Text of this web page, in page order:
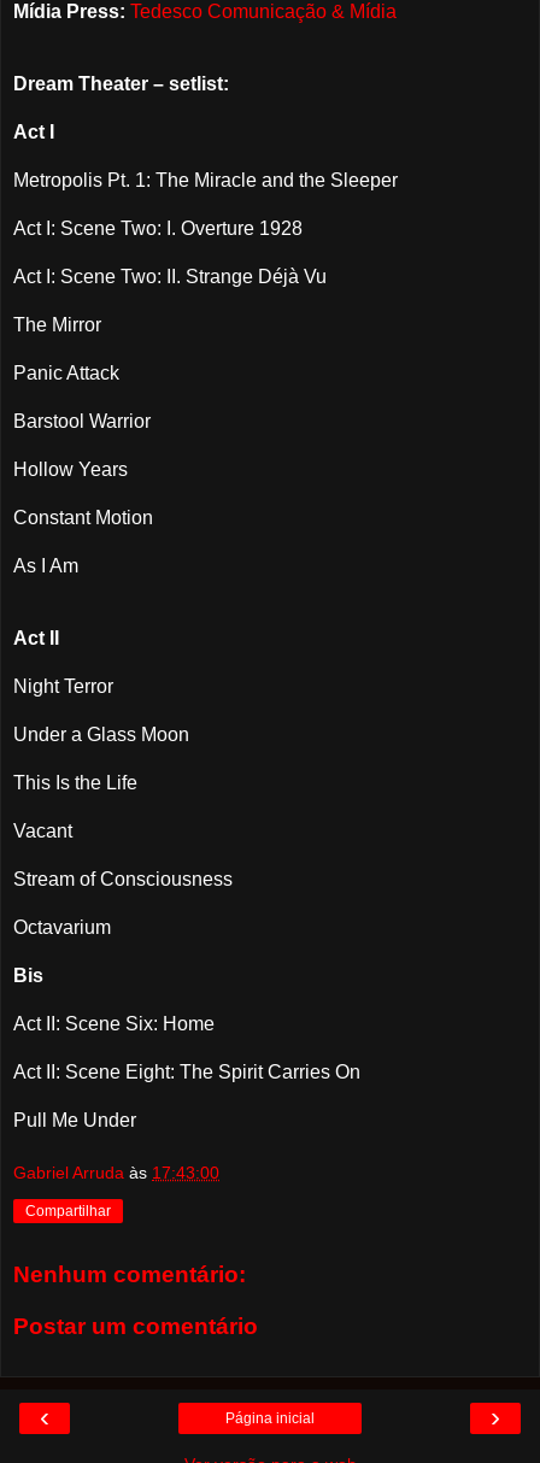
Mídia Press: Tedesco Comunicação & Mídia
Dream Theater – setlist:
Act I
Metropolis Pt. 1: The Miracle and the Sleeper
Act I: Scene Two: I. Overture 1928
Act I: Scene Two: II. Strange Déjà Vu
The Mirror
Panic Attack
Barstool Warrior
Hollow Years
Constant Motion
As I Am
Act II
Night Terror
Under a Glass Moon
This Is the Life
Vacant
Stream of Consciousness
Octavarium
Bis
Act II: Scene Six: Home
Act II: Scene Eight: The Spirit Carries On
Pull Me Under
Gabriel Arruda às 17:43:00
Compartilhar
Nenhum comentário:
Postar um comentário
‹ ›
Página inicial